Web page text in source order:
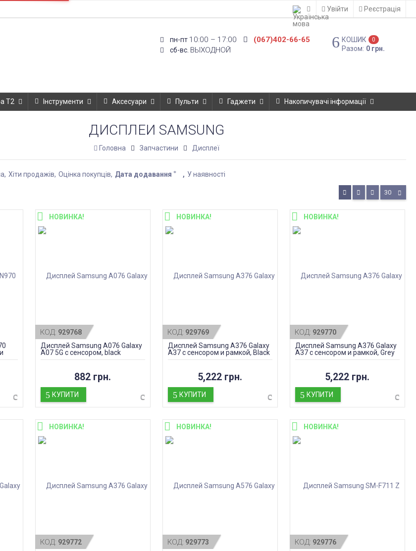
Увійти Реєстрація
пн-пт 10:00 – 17:00
сб-вс. ВЫХОДНОЙ
(067)402-66-65 КОШИК 0
Разом: 0 грн.
T2 Інструменти Аксесуари Пульти Гаджети Накопичувачі інформації
ДИСПЛЕИ SAMSUNG
Головна Запчастини Дисплеї
Хіти продажів Оцінка покупців Дата додавання У наявності
30
КОД: 929768
НОВИНКА!
Дисплей Samsung A076 Galaxy
A07 5G с сенсором, black
882 грн.
КУПИТИ
КОД: 929769
НОВИНКА!
Дисплей Samsung A376 Galaxy
A37 с сенсором и рамкой, Black
Charkoal, оригинал
5,222 грн.
КУПИТИ
КОД: 929770
НОВИНКА!
Дисплей Samsung A376 Galaxy
A37 с сенсором и рамкой, Grey
Green, оригинал
5,222 грн.
КУПИТИ
КОД: 929772
НОВИНКА!
КОД: 929773
НОВИНКА!
КОД: 929776
НОВИНКА!